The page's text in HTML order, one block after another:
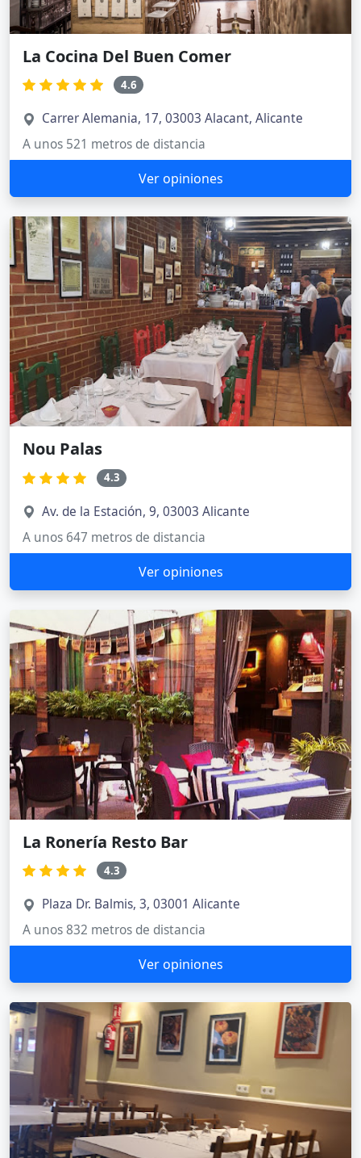
La Cocina Del Buen Comer
4.6
Carrer Alemania, 17, 03003 Alacant, Alicante
A unos 521 metros de distancia
Ver opiniones
Nou Palas
4.3
Av. de la Estación, 9, 03003 Alicante
A unos 647 metros de distancia
Ver opiniones
La Ronería Resto Bar
4.3
Plaza Dr. Balmis, 3, 03001 Alicante
A unos 832 metros de distancia
Ver opiniones